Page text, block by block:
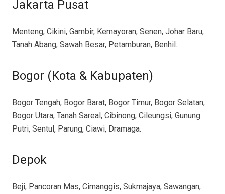
Jakarta Pusat
Menteng, Cikini, Gambir, Kemayoran, Senen, Johar Baru,
Tanah Abang, Sawah Besar, Petamburan, Benhil.
Bogor (Kota & Kabupaten)
Bogor Tengah, Bogor Barat, Bogor Timur, Bogor Selatan,
Bogor Utara, Tanah Sareal, Cibinong, Cileungsi, Gunung
Putri, Sentul, Parung, Ciawi, Dramaga.
Depok
Beji, Pancoran Mas, Cimanggis, Sukmajaya, Sawangan,